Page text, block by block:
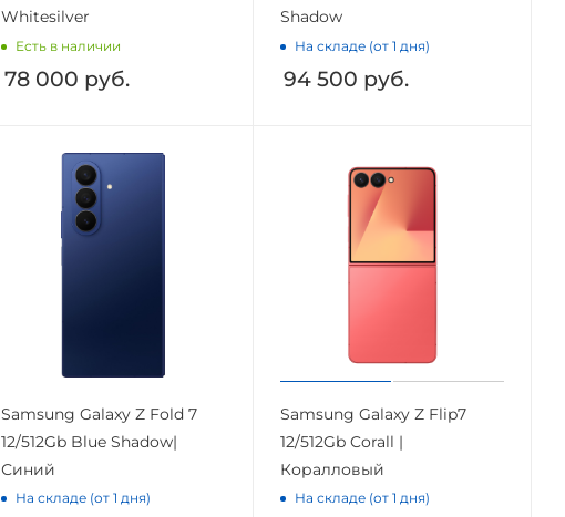
Whitesilver
Есть в наличии
78 000 руб.
Shadow
На складе (от 1 дня)
94 500 руб.
Samsung Galaxy Z Fold 7
12/512Gb Blue Shadow|
Синий
На складе (от 1 дня)
Samsung Galaxy Z Flip7
12/512Gb Corall |
Коралловый
На складе (от 1 дня)